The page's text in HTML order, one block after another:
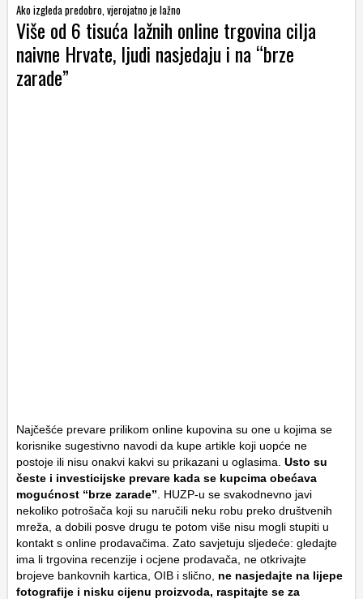
Ako izgleda predobro, vjerojatno je lažno
Više od 6 tisuća lažnih online trgovina cilja
naivne Hrvate, ljudi nasjedaju i na “brze
zarade”
Najčešće prevare prilikom online kupovina su one u kojima se
korisnike sugestivno navodi da kupe artikle koji uopće ne
postoje ili nisu onakvi kakvi su prikazani u oglasima. Usto su
česte i investicijske prevare kada se kupcima obećava
mogućnost “brze zarade” . HUZP-u se svakodnevno javi
nekoliko potrošača koji su naručili neku robu preko društvenih
mreža, a dobili posve drugu te potom više nisu mogli stupiti u
kontakt s online prodavačima. Zato savjetuju sljedeće: gledajte
ima li trgovina recenzije i ocjene prodavača, ne otkrivajte
brojeve bankovnih kartica, OIB i slično, ne nasjedajte na lijepe
fotografije i nisku cijenu proizvoda, raspitajte se za